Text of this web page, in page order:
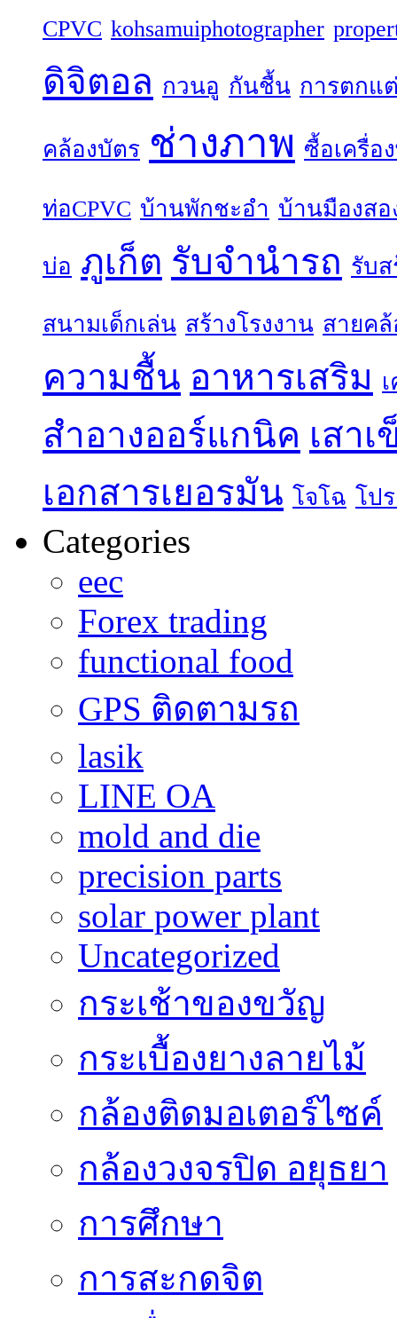
CPVC kohsamuiphotographer
ดิจิตอล กวนอู กันชื้น การตกแ
คล้องบัตร ช่างภาพ ซื้อเครื่อ
ท่อCPVC บ้านพักชะอำ บ้านมืองสอ
บ่อ ภูเก็ต รับจำนำรถ รับส
สนามเด็กเล่น สร้างโรงงาน สายคล้
ความชื้น อาหารเสริม
สำอางออร์แกนิค เสาเ
เอกสารเยอรมัน โจโฉ โป
Categories
eec
Forex trading
functional food
GPS ติดตามรถ
lasik
LINE OA
mold and die
precision parts
solar power plant
Uncategorized
กระเช้าของขวัญ
กระเบื้องยางลายไม้
กล้องติดมอเตอร์ไซค์
กล้องวงจรปิด อยุธยา
การศึกษา
การสะกดจิต